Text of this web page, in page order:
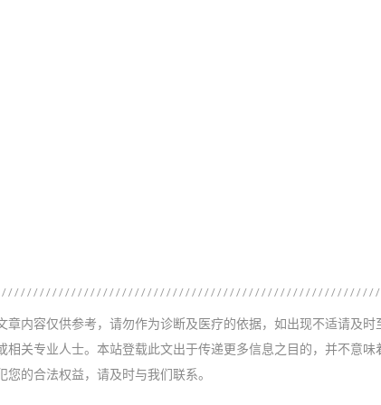
章内容仅供参考，请勿作为诊断及医疗的依据，如出现不适请及
相关专业人士。本站登载此文出于传递更多信息之目的，并不意
您的合法权益，请及时与我们联系。